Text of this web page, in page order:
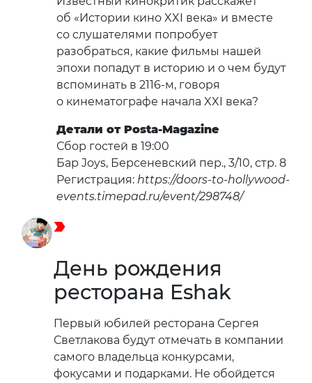
об «Истории кино XXI века» и вместе
со слушателями попробует
разобраться, какие фильмы нашей
эпохи попадут в историю и о чем будут
вспоминать в 2116-м, говоря
о кинематографе начала XXI века?
Детали от Posta-Magazine
Сбор гостей в 19:00
Бар Joys, Берсеневский пер., 3/10, стр. 8
Регистрация: https://doors-to-hollywood-
events.timepad.ru/event/298748/
День рождения
ресторана Eshak
Первый юбилей ресторана Сергея
Светлакова будут отмечать в компании
самого владельца конкурсами,
фокусами и подарками. Не обойдется